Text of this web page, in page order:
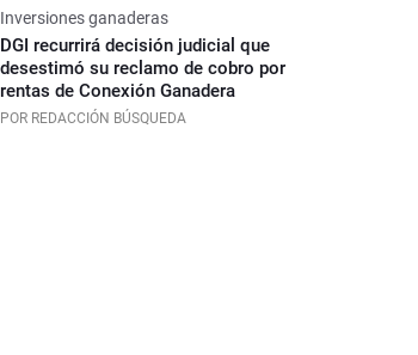
Inversiones ganaderas
DGI recurrirá decisión judicial que
desestimó su reclamo de cobro por
rentas de Conexión Ganadera
POR REDACCIÓN BÚSQUEDA